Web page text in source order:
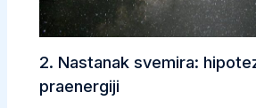
2. Nastanak svemira:
praenergiji